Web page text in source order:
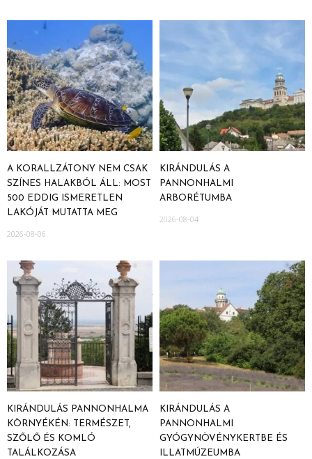
A KORALLZÁTONY NEM CSAK
SZÍNES HALAKBÓL ÁLL: MOST
500 EDDIG ISMERETLEN
LAKÓJÁT MUTATTA MEG
2026-08-06
KIRÁNDULÁS A
PANNONHALMI
ARBORÉTUMBA
2026-08-04
KIRÁNDULÁS PANNONHALMA
KÖRNYÉKÉN: TERMÉSZET,
SZŐLŐ ÉS KOMLÓ
TALÁLKOZÁSA
KIRÁNDULÁS A
PANNONHALMI
GYÓGYNÖVÉNYKERTBE ÉS
ILLATMÚZEUMBA